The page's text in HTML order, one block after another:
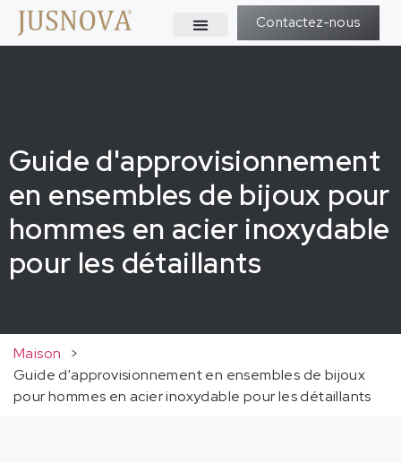
Contactez-nous
Guide d'approvisionnement
en ensembles de bijoux pour
hommes en acier inoxydable
pour les détaillants
Maison
>
Guide d'approvisionnement en ensembles de bijoux
pour hommes en acier inoxydable pour les détaillants